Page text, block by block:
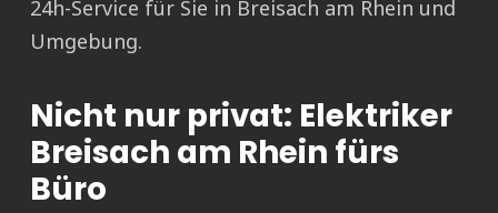
24h-Service für Sie in Breisach am Rhein und
Umgebung.
Nicht nur privat: Elektriker
Breisach am Rhein fürs
Büro